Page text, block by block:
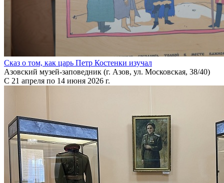
Сказ о том, как царь Петр Костенки изучал
Азовский музей-заповедник (г. Азов, ул. Московская, 38/40)
С 21 апреля по 14 июня 2026 г.